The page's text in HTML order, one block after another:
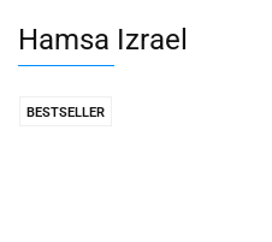
Hamsa Izrael
BESTSELLER